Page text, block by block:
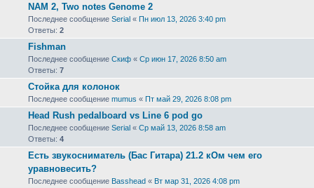
NAM 2, Two notes Genome 2
Последнее сообщение Serial « Пн июл 13, 2026 3:40 pm
Ответы: 2
Fishman
Последнее сообщение Скиф « Ср июн 17, 2026 8:50 am
Ответы: 7
Стойка для колонок
Последнее сообщение mumus « Пт май 29, 2026 8:08 pm
Head Rush pedalboard vs Line 6 pod go
Последнее сообщение Serial « Ср май 13, 2026 8:58 am
Ответы: 4
Есть звукосниматель (Бас Гитара) 21.2 кОм чем его
уравновесить?
Последнее сообщение Basshead « Вт мар 31, 2026 4:08 pm